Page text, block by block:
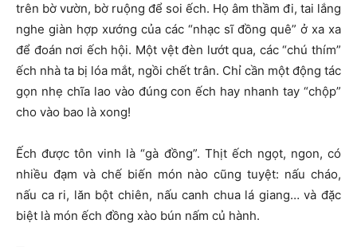
trên bờ vườn, bờ ruộng để soi ếch. Họ âm thầm đi, tai lắng
nghe giàn hợp xướng của các “nhạc sĩ đồng quê” ở xa xa
để đoán nơi ếch hội. Một vệt đèn lướt qua, các “chú thím”
ếch nhà ta bị lóa mắt, ngồi chết trân. Chỉ cần một động tác
gọn nhẹ chĩa lao vào đúng con ếch hay nhanh tay “chộp”
cho vào bao là xong!
Ếch được tôn vinh là “gà đồng”. Thịt ếch ngọt, ngon, có
nhiều đạm và chế biến món nào cũng tuyệt: nấu cháo,
nấu ca ri, lăn bột chiên, nấu canh chua lá giang… và đặc
biệt là món ếch đồng xào bún nấm củ hành.